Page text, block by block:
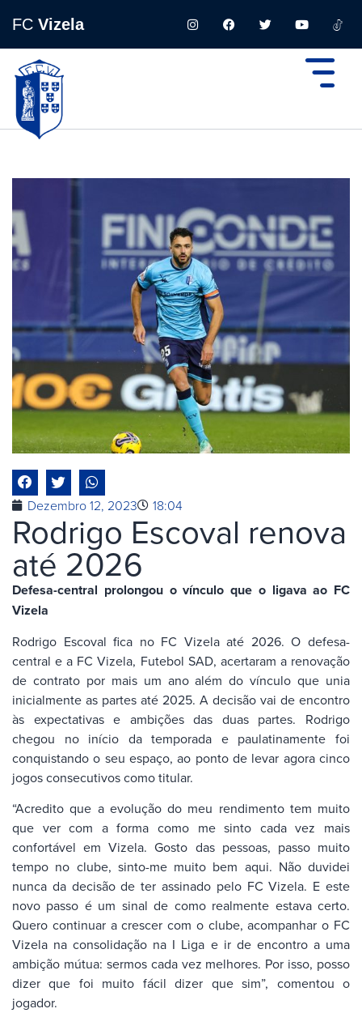
FC Vizela
Dezembro 12, 2023 18:04
Rodrigo Escoval renova
até 2026
Defesa-central prolongou o vínculo que o ligava ao FC
Vizela
Rodrigo Escoval fica no FC Vizela até 2026. O defesa-
central e a FC Vizela, Futebol SAD, acertaram a renovação
de contrato por mais um ano além do vínculo que unia
inicialmente as partes até 2025. A decisão vai de encontro
às expectativas e ambições das duas partes. Rodrigo
chegou no início da temporada e paulatinamente foi
conquistando o seu espaço, ao ponto de levar agora cinco
jogos consecutivos como titular.
“Acredito que a evolução do meu rendimento tem muito
que ver com a forma como me sinto cada vez mais
confortável em Vizela. Gosto das pessoas, passo muito
tempo no clube, sinto-me muito bem aqui. Não duvidei
nunca da decisão de ter assinado pelo FC Vizela. E este
novo passo é um sinal de como realmente estava certo.
Quero continuar a crescer com o clube, acompanhar o FC
Vizela na consolidação na I Liga e ir de encontro a uma
ambição mútua: sermos cada vez melhores. Por isso, posso
dizer que foi muito fácil dizer que sim”, comentou o
jogador.